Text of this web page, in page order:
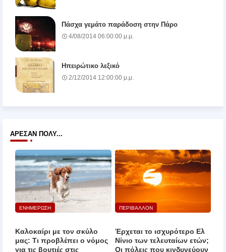
Πάσχα γεμάτο παράδοση στην Πάρο
4/08/2014 06:00:00 μ.μ.
Ηπειρώτικο λεξικό
2/12/2014 12:00:00 μ.μ.
ΆΡΕΣΑΝ ΠΟΛΎ...
ΕΝΗΜΕΡΩΣΗ
Καλοκαίρι με τον σκύλο
μας: Τι προβλέπει ο νόμος
για τις βουτιές στις
ΠΕΡΙΒΑΛΛΟΝ
Έρχεται το ισχυρότερο Ελ
Νίνιο των τελευταίων ετών;
Οι πόλεις που κινδυνεύουν